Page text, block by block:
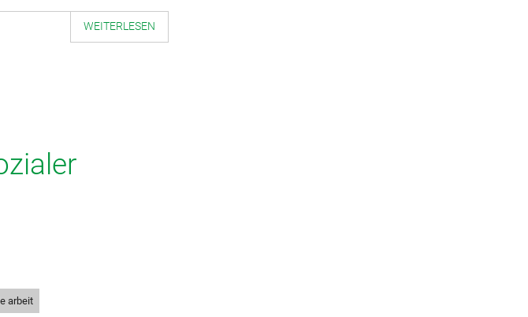
WEITERLESEN
arbeit